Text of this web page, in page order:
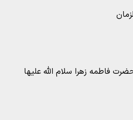
فاطمه زهرا سلام الله علیها